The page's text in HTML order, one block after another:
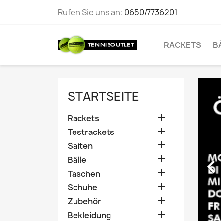
Rufen Sie uns an: 0650/7736201
RACKETS
STARTSEITE
Rackets 
Testrackets 
Saiten 
Bälle 
Taschen 
Schuhe 
Zubehör 
Bekleidung 